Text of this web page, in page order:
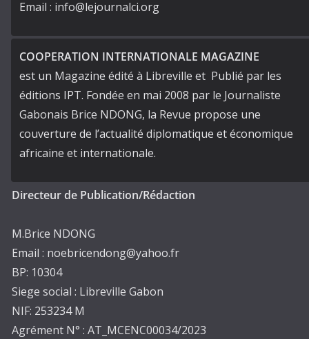
Email : info@lejournalci.org
COOPERATION INTERNATIONALE MAGAZINE
est un Magazine édité à Libreville et Publié par les
éditions IPT. Fondée en mai 2008 par le Journaliste
Gabonais Brice NDONG, la Revue propose une
couverture de l’actualité diplomatique et économique
africaine et internationale.
Directeur de Publication/Rédaction
M.Brice NDONG
Email : noebricendong@yahoo.fr
BP: 10304
Siege social : Libreville Gabon
NIF: 253234 M
Agrément N° : AT_MCENC00034/2023